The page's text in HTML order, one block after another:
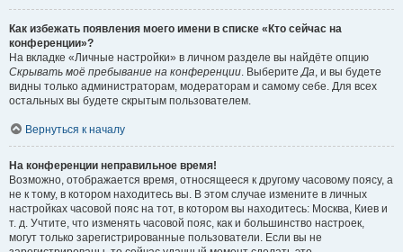
Как избежать появления моего имени в списке «Кто сейчас на
конференции»?
На вкладке «Личные настройки» в личном разделе вы найдёте опцию
Скрывать моё пребывание на конференции. ВыберитеДа, и вы будете
видны только администраторам, модераторам и самому себе. Для всех
остальных вы будете скрытым пользователем.
Вернуться к началу
На конференции неправильное время!
Возможно, отображается время, относящееся к другому часовому поясу, а
не к тому, в котором находитесь вы. В этом случае измените в личных
настройках часовой пояс на тот, в котором вы находитесь: Москва, Киев и
т. д. Учтите, что изменять часовой пояс, как и большинство настроек,
могут только зарегистрированные пользователи. Если вы не